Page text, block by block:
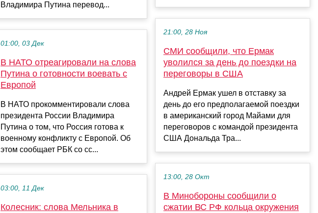
Владимира Путина перевод...
01:00, 03 Дек
В НАТО отреагировали на слова
Путина о готовности воевать с
Европой
В НАТО прокомментировали слова
президента России Владимира
Путина о том, что Россия готова к
военному конфликту с Европой. Об
этом сообщает РБК со сс...
03:00, 11 Дек
Колесник: слова Мельника в
21:00, 28 Ноя
СМИ сообщили, что Ермак
уволился за день до поездки на
переговоры в США
Андрей Ермак ушел в отставку за
день до его предполагаемой поездки
в американский город Майами для
переговоров с командой президента
США Дональда Тра...
13:00, 28 Окт
В Минобороны сообщили о
сжатии ВС РФ кольца окружения